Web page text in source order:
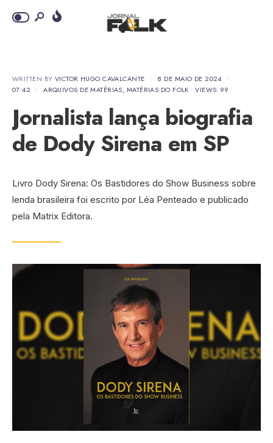
WRITTEN BY VICTOR HUGO CAVALCANTE • 8 DE MAIO DE 2024 •
07:42
• ARQUIVOS DE MATÉRIAS, MATÉRIAS DO FOLK •VIEWS: 99
Jornalista lança biografia
de Dody Sirena em SP
Livro Dody Sirena: Os Bastidores do Show Business sobre
lenda brasileira foi escrito por Léa Penteado e publicado
pela Matrix Editora.